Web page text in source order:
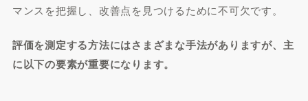
マンスを把握し、改善点を見つけるために不可欠です。
評価を測定する方法にはさまざまな手法がありますが、主
に以下の要素が重要になります。